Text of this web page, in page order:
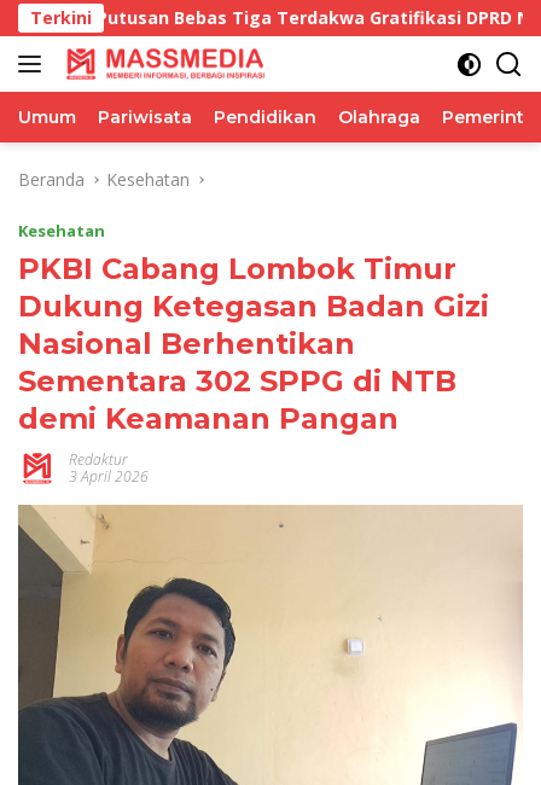
Langsung
ke
konten
Terkini
Bebas Tiga Terdakwa Gratifikasi DPRD NTB
Umum Pariwisata Pendidikan Olahraga
Beranda Kesehatan
Kesehatan
PKBI Cabang Lombok Timur
Dukung Ketegasan Badan Gizi
Nasional Berhentikan
Sementara 302 SPPG di NTB
demi Keamanan Pangan
Redaktur
3 April 2026